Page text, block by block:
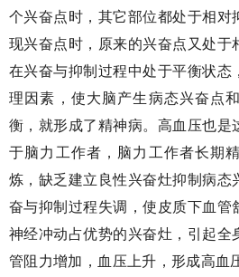
个兴奋点时，其它部位都处于相对
现兴奋点时，原来的兴奋点又处于
在兴奋与抑制过程中处于平衡状态
理因素，使大脑产生病态兴奋点
衡，就形成了精神病。高血压也是
于脑力工作者，脑力工作者长期
炼，缺乏建立良性兴奋灶抑制病态
奋与抑制过程失调，使皮质下血管
神经冲动占优势的兴奋灶，引起全
管阻力增加，血压上升，形成高血